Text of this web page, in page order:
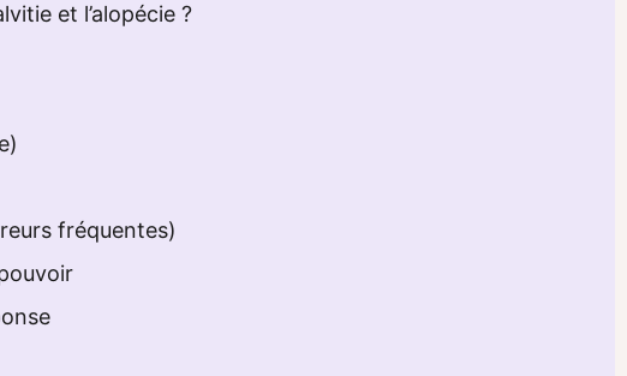
et l’alopécie ?
fréquentes)